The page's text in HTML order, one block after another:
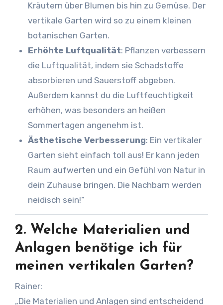
Kräutern über Blumen bis hin zu Gemüse. Der
vertikale Garten wird so zu einem kleinen
botanischen Garten.
Erhöhte Luftqualität: Pflanzen verbessern
die Luftqualität, indem sie Schadstoffe
absorbieren und Sauerstoff abgeben.
Außerdem kannst du die Luftfeuchtigkeit
erhöhen, was besonders an heißen
Sommertagen angenehm ist.
Ästhetische Verbesserung: Ein vertikaler
Garten sieht einfach toll aus! Er kann jeden
Raum aufwerten und ein Gefühl von Natur in
dein Zuhause bringen. Die Nachbarn werden
neidisch sein!“
2. Welche Materialien und
Anlagen benötige ich für
meinen vertikalen Garten?
Rainer:
„Die Materialien und Anlagen sind entscheidend